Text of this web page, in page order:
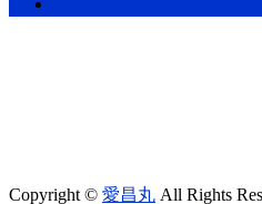
Copyright © 愛昌丸 All Rights